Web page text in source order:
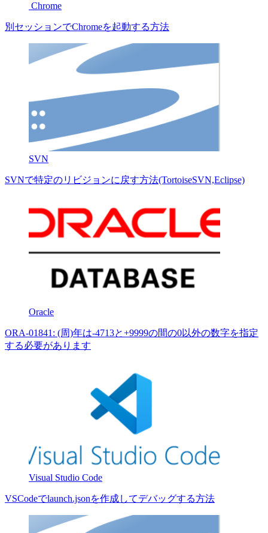
Chrome
別セッションでChromeを起動する方法
SVN
SVNで特定のリビジョンに戻す方法(TortoiseSVN,Eclipse)
Oracle
ORA-01841: (周)年は-4713と+9999の間の0以外の数字を指定
する必要があります
Visual Studio Code
VSCodeでlaunch.jsonを作成してデバッグする方法